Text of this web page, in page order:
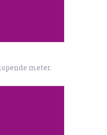
meter.